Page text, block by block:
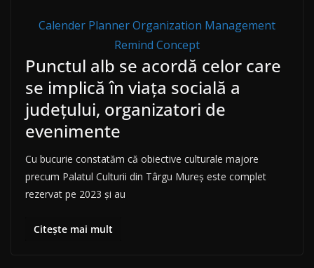
Calender Planner Organization Management
Remind Concept
Punctul alb se acordă celor care
se implică în viața socială a
județului, organizatori de
evenimente
Cu bucurie constatăm că obiective culturale majore
precum Palatul Culturii din Târgu Mureș este complet
rezervat pe 2023 și au
Citește mai mult